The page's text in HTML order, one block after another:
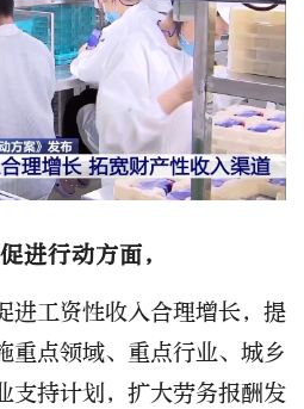
进行动方面，
进工资性收入合理增长，提
重点领域、重点行业、城乡
支持计划，扩大劳务报酬发